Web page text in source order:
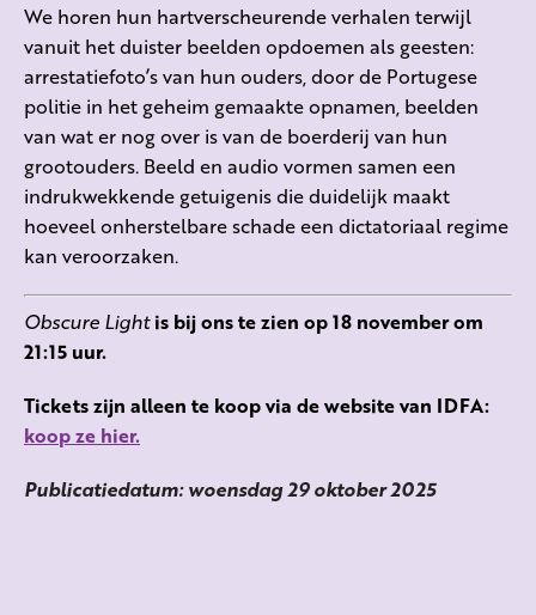
We horen hun hartverscheurende verhalen terwijl
vanuit het duister beelden opdoemen als geesten:
arrestatiefoto’s van hun ouders, door de Portugese
politie in het geheim gemaakte opnamen, beelden
van wat er nog over is van de boerderij van hun
grootouders. Beeld en audio vormen samen een
indrukwekkende getuigenis die duidelijk maakt
hoeveel onherstelbare schade een dictatoriaal regime
kan veroorzaken.
Obscure Lightis bij ons te zien op 18 november om
21:15 uur.
Tickets zijn alleen te koop via de website van IDFA:
koop ze hier.
Publicatiedatum: woensdag 29 oktober 2025